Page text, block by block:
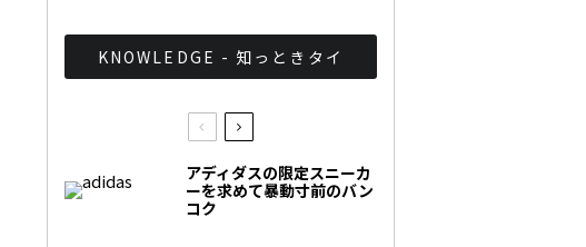
KNOWLEDGE - 知っときタイ
アディダスの限定スニーカ
ーを求めて暴動寸前のバン
コク